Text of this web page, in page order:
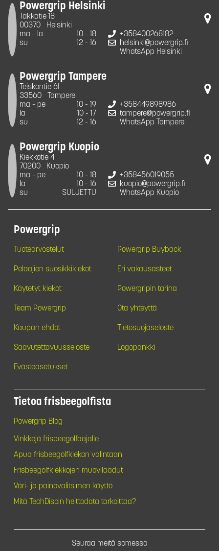
Powergrip Helsinki
Takkatie 18
00370
Helsinki
ma - la
10 - 18
su
12 - 16
+358400268182
helsinki@powergrip.fi
WhatsApp Helsinki
Powergrip Tampere
Teiskontie 61
33560
Tampere
ma - pe
10 - 19
la
10 - 17
su
12 - 16
+358449898986
tampere@powergrip.fi
WhatsApp Tampere
Powergrip Kuopio
Kiekkotie 4
70200
Kuopio
ma - pe
10 - 18
la
10 - 16
su
SULJETTU
+358456019055
kuopio@powergrip.fi
WhatsApp Kuopio
Powergrip
Tuotearvostelut Powergrip Buyback
Pelaajien suosikkikiekot Eri vakausasteet
Käytetyt kiekot Powergripin tarina
Team Powergrip Ota yhteyttä
Kaupan ehdot Tietosuojaseloste
Saavutettavuusseloste Logopankki
Evästeasetukset
Tietoa frisbeegolfista
Powergrip Blog
Vinkkejä frisbeegolfaajalle
Apua frisbeegolfkiekon valintaan
Frisbeegolfkiekkojen muovilaadut
Väri- ja painovalitsimen käyttö
Mitä TechDiscin heittodata tarkoittaa?
Seuraa meitä somessa